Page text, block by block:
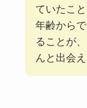
ていたこ
年齢から
ることが
んと出会